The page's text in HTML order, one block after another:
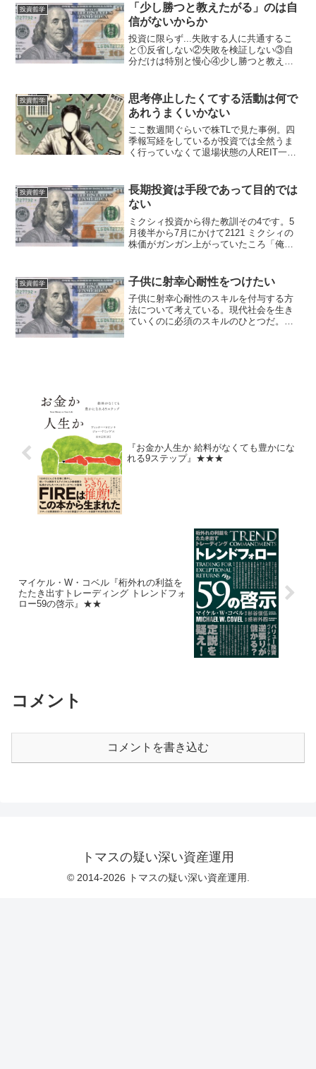
投資哲学
「少し勝つと教えたがる」のは自
信がないからか
投資に限らず...失敗する人に共通するこ
と①反省しない②失敗を検証しない③自
分だけは特別と慢心④少し勝つと教えた
ーレベルで、失敗に繋がって...
投資哲学
思考停止したくてする活動は何で
あれうまくいかない
ここ数週間ぐらいで株TLで見た事例。四
季報写経をしているが投資では全然うま
く行っていなくて退場状態の人REIT一銘
昨今の円安インフレで価値が激減して鬱
の人 どれも...
投資哲学
長期投資は手段であって目的では
ない
ミクシィ投資から得た教訓その4です。5
月後半から7月にかけて2121 ミクシィの
株価がガンガン上がっていたころ「俺は
度か目にしました。 これを単なる負け
惜しみとかメシマ...
投資哲学 子供に射幸心耐性をつけたい
子供に射幸心耐性のスキルを付与する方
法について考えている。現代社会を生き
ていくのに必須のスキルのひとつだ。
『お金か人生か 給料がなくても豊かにな
れる9ステップ』★★★
マイケル・W・コベル『桁外れの利益を
たたき出すトレーディング トレンドフォ
ロー59の啓示』★★
コメント
コメントを書き込む
トマスの疑い深い資産運用
© 2014-2026 トマスの疑い深い資産運用.